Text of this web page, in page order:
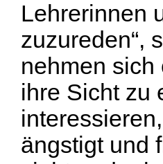
Lehrerinnen
zuzureden“,
nehmen
ihre Sicht zu
ängstigt und